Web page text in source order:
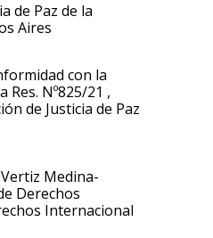
de Paz de la
Aires
con la
Res. Nº825/21 ,
de Justicia de Paz
Medina-
Derechos
Internacional